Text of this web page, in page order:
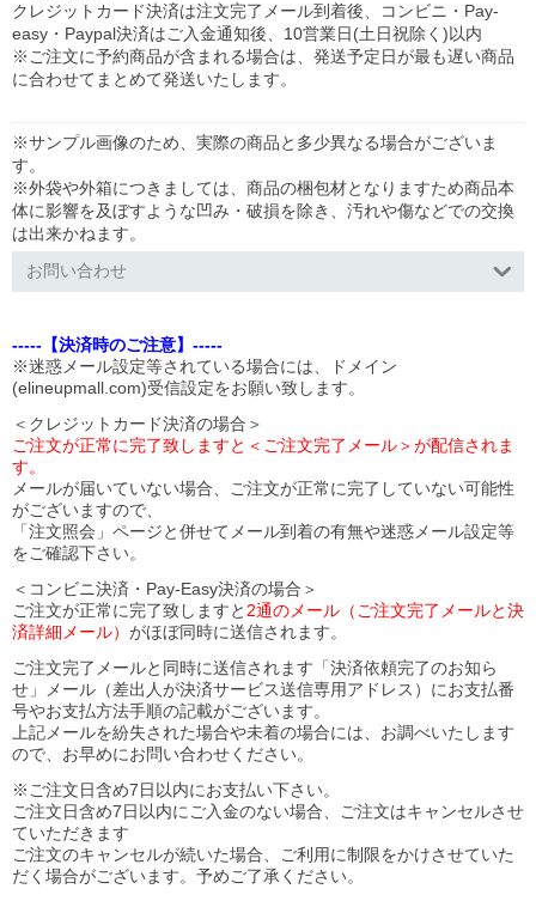
クレジットカード決済は注文完了メール到着後、コンビニ・Pay-
easy・Paypal決済はご入金通知後、10営業日(土日祝除く)以内
※ご注文に予約商品が含まれる場合は、発送予定日が最も遅い商品
に合わせてまとめて発送いたします。
※サンプル画像のため、実際の商品と多少異なる場合がございま
す。
※外袋や外箱につきましては、商品の梱包材となりますため商品本
体に影響を及ぼすような凹み・破損を除き、汚れや傷などでの交換
は出来かねます。
お問い合わせ
-----【決済時のご注意】-----
※迷惑メール設定等されている場合には、ドメイン
(elineupmall.com)受信設定をお願い致します。
＜クレジットカード決済の場合＞
ご注文が正常に完了致しますと＜ご注文完了メール＞が配信されま
す。
メールが届いていない場合、ご注文が正常に完了していない可能性
がございますので、
「注文照会」ページと併せてメール到着の有無や迷惑メール設定等
をご確認下さい。
＜コンビニ決済・Pay-Easy決済の場合＞
ご注文が正常に完了致しますと 2通のメール（ご注文完了メールと決
済詳細メール） がほぼ同時に送信されます。
ご注文完了メールと同時に送信されます「決済依頼完了のお知ら
せ」メール（差出人が決済サービス送信専用アドレス）にお支払番
号やお支払方法手順の記載がございます。
上記メールを紛失された場合や未着の場合には、お調べいたします
ので、お早めにお問い合わせください。
※ご注文日含め7日以内にお支払い下さい。
ご注文日含め7日以内にご入金のない場合、ご注文はキャンセルさせ
ていただきます
ご注文のキャンセルが続いた場合、ご利用に制限をかけさせていた
だく場合がございます。予めご了承ください。